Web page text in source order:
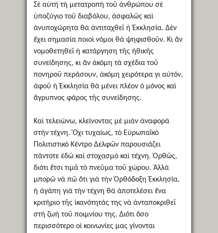
Σὲ αὐτὴ τὴ μετατροπὴ τοῦ ἀνθρώπου σὲ
ὑποζύγιο τοῦ διαβόλου, ἀσφαλῶς καὶ
ἀνυποχώρητα θὰ ἀντιταχθεῖ ἡ Ἐκκλησία. Δὲν
ἔχει σημασία ποιοὶ νόμοι θὰ ψηφισθοῦν. Κι ἂν
νομοθετηθεῖ ἡ κατάργηση τῆς ἠθικῆς
συνείδησης, κι ἂν ἀκόμη τὰ σχέδια τοῦ
πονηροῦ περάσουν, ἀκόμη χειρότερα γι αὐτόν,
ἀφοῦ ἡ Ἐκκλησία θὰ μένει πλέον ὁ μόνος καὶ
ἄγρυπνος φάρος τῆς συνείδησης.
Καὶ τελειώνω, κλείνοντας μὲ μιὰν ἀναφορὰ
στὴν τέχνη. Ὄχι τυχαίως, τὸ Εὐρωπαϊκὸ
Πολιτιστικὸ Κέντρο Δελφῶν παρουσιάζει
πάντοτε ἐδῶ καὶ στοχασμὸ καὶ τέχνη. Ὀρθῶς,
διότι ἔτσι τιμᾶ τὸ πνεῦμα τοῦ χώρου. Ἀλλὰ
μπορῶ νὰ πῶ ὅτι γιὰ τὴν Ὀρθόδοξη Ἐκκλησία,
ἡ ἀγάπη γιὰ τὴν τέχνη θὰ ἀποτελέσει ἕνα
κριτήριο τῆς ἰκανότητάς της νὰ ἀνταποκριθεῖ
στὴ ζωὴ τοῦ ποιμνίου της. Διότι ὅσο
περισσότερο οἱ κοινωνίες μας γίνονται